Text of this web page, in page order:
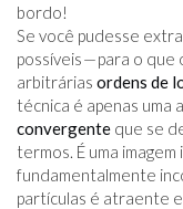
bordo!
Se você pudesse
possíveis — para o
arbitrárias ordens de
técnica é apenas uma
convergente que se
termos. É uma
fundamentalmente
partículas é atraente